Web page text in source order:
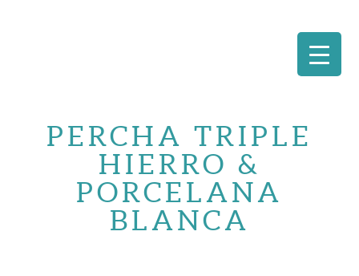
PERCHA TRIPLE
HIERRO &
PORCELANA
BLANCA